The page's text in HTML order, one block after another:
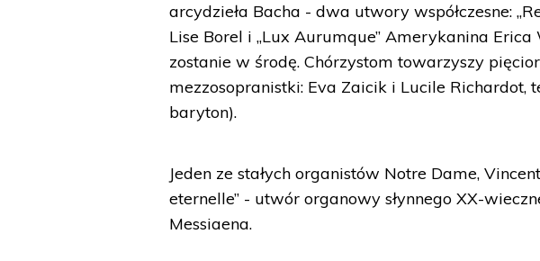
arcydzieła Bacha - dwa utwory współczesne:
Lise Borel i „Lux Aurumque” Amerykanina
zostanie w środę. Chórzystom towarzyszy
mezzosopranistki: Eva Zaicik i Lucile Richardot,
baryton).
Jeden ze stałych organistów Notre Dame,
eternelle” - utwór organowy słynnego XX-
Messiaena.